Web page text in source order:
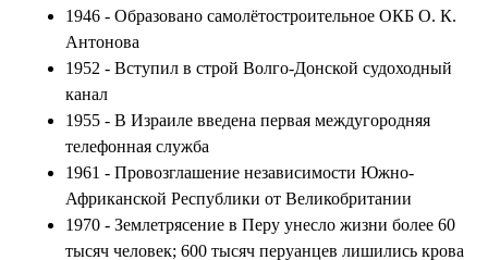
1946 - Образовано самолётостроительное ОКБ О. К.
Антонова
1952 - Вступил в строй Волго-Донской судоходный
канал
1955 - В Израиле введена первая междугородняя
телефонная служба
1961 - Провозглашение независимости Южно-
Африканской Республики от Великобритании
1970 - Землетрясение в Перу унесло жизни более 60
тысяч человек; 600 тысяч перуанцев лишились крова